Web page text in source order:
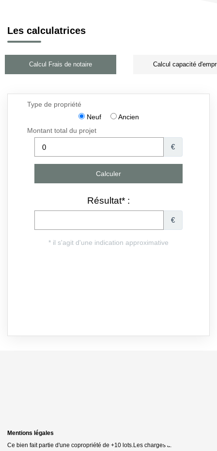
Les calculatrices
Calcul Frais de notaire Calcul capacité
Mentions légales
Ce bien fait partie d'une copropriété de +10 lots.Les charges annuelles sont